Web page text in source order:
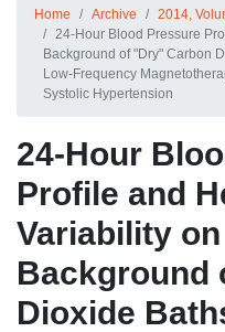
Home Archive
2014,
24-Hour Blood Pressure
Background of "Dry" Carbon
Low-Frequency
Systolic Hypertension
24-Hour
Profile and
Variability
Background
Dioxide